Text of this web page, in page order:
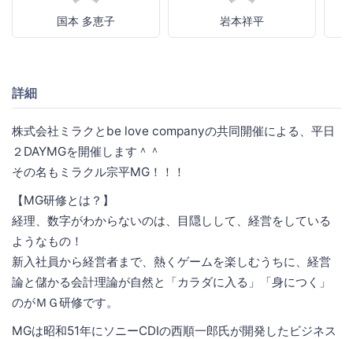
国本 多恵子 岩本祥平
詳細
株式会社ミラクとbe love companyの共同開催による、平日
２DAYMGを開催します＾＾
その名もミラクル宗平MG！！！
【MG研修とは？】
経理、数字がわからないのは、目隠しして、経営をしている
ようなもの！
新入社員から経営者まで、熱くゲームを楽しむうちに、経営
論と儲かる会計理論が自然と「カラダに入る」「身につく」
のがＭＧ研修です。
MGは昭和51年にソニーCDIの西順一郎氏が開発したビジネス